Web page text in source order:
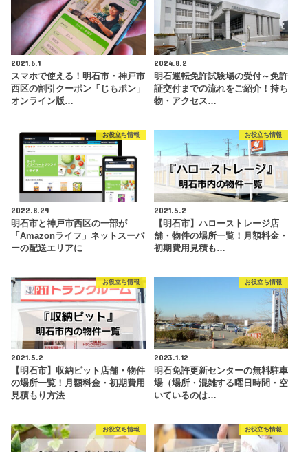
2021.6.1
スマホで使える！明石市・神戸市
西区の割引クーポン「じもポン」
オンライン版…
2024.8.2
明石運転免許試験場の受付～免許
証交付までの流れをご紹介！持ち
物・アクセス…
お役立ち情報
2022.8.29
明石市と神戸市西区の一部が
「Amazonライフ」ネットスーパ
ーの配送エリアに
お役立ち情報
2021.5.2
【明石市】ハローストレージ店
舗・物件の場所一覧！月額料金・
初期費用見積も…
お役立ち情報
2021.5.2
【明石市】収納ピット店舗・物件
の場所一覧！月額料金・初期費用
見積もり方法
お役立ち情報
2023.1.12
明石免許更新センターの無料駐車
場（場所・混雑する曜日時間・空
いているのは…
お役立ち情報 お役立ち情報